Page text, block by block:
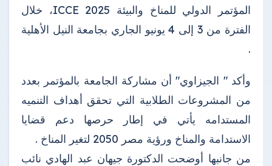
المؤتمر الدولي للمناخ والبيئة ICCE 2025، خلال
الفترة من 3 إلى 4 يونيو الجاري بجامعة النيل الأهلية
.
وأكد " الجيزاوي" أن مشاركة الجامعة بالمؤتمر بعدد
من المشروعات الطلابية التي تحقق أهداف التنميه
المستدامه يأتي في إطار حرصها دعم قضايا
الاستدامة والمناخ ورؤية مصر 2050 لتغير المناخ .
من جانبها أوضحت الدكتورة جيهان عبد الهادي نائب